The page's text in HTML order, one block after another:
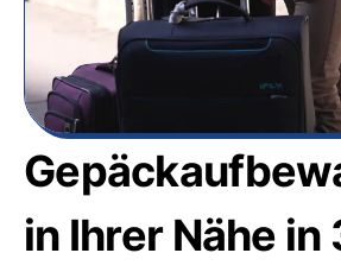
in Ihrer Nähe in